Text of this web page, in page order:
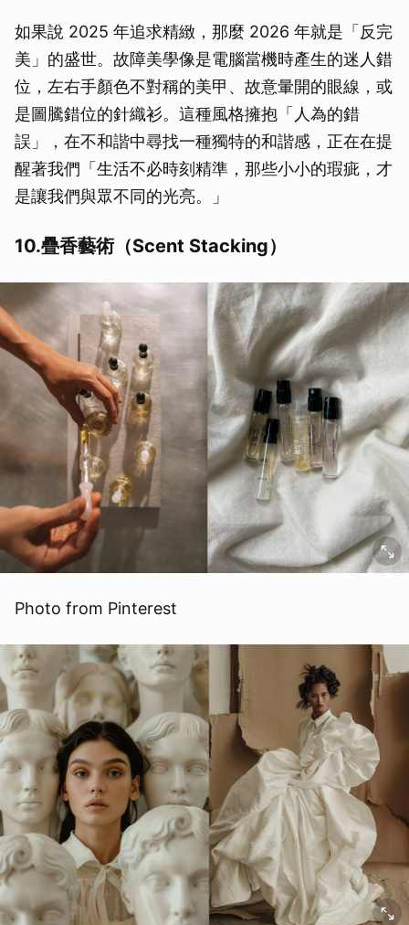
如果說 2025 年追求精緻，那麼 2026 年就是「反完
美」的盛世。故障美學像是電腦當機時產生的迷人錯
位，左右手顏色不對稱的美甲、故意暈開的眼線，或
是圖騰錯位的針織衫。這種風格擁抱「人為的錯
誤」，在不和諧中尋找一種獨特的和諧感，正在在提
醒著我們「生活不必時刻精準，那些小小的瑕疵，才
是讓我們與眾不同的光亮。」
10.疊香藝術（Scent Stacking）
Photo from Pinterest